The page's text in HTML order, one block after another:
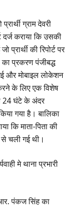
ग्राम देवरी
दर्ज कराया कि उसकी
की रिपोर्ट पर
प्रकरण पंजीबद्ध
और मोबाइल लोकेशन
के लिए एक विशेष
24 घंटे के अंदर
गया है। बालिका
कि माता-पिता की
से चली गई थी।
मे थाना प्रभारी
पंकज सिंह का